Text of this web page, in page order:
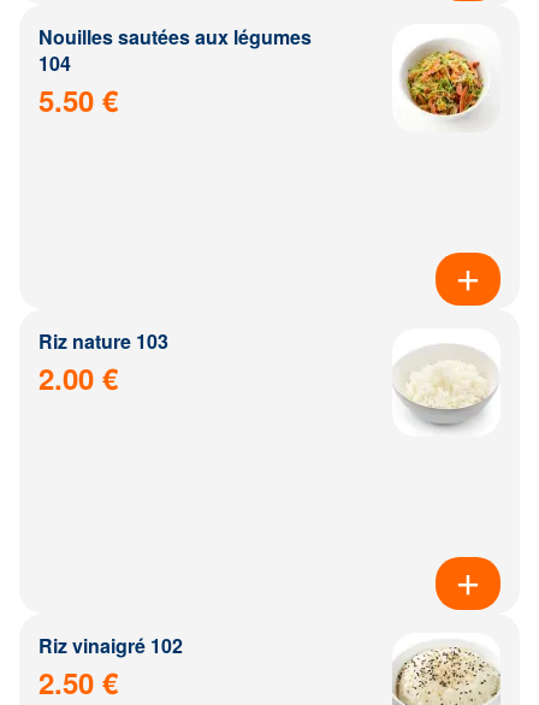
Nouilles sautées aux légumes
104
5.50 €
Riz nature 103
2.00 €
Riz vinaigré 102
2.50 €